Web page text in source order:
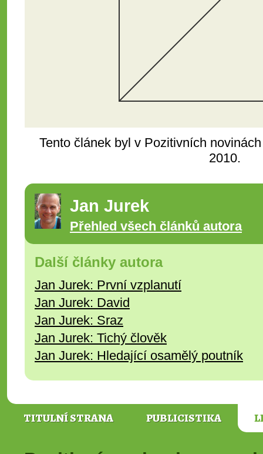
Tento článek byl v Pozitivních
2010.
Jan Jurek
Přehled všech článků autora
Další články autora
Jan Jurek: První vzplanutí
Jan Jurek: David
Jan Jurek: Sraz
Jan Jurek: Tichý člověk
Jan Jurek: Hledající osamělý poutník
TITULNÍ STRANA PUBLICISTIKA